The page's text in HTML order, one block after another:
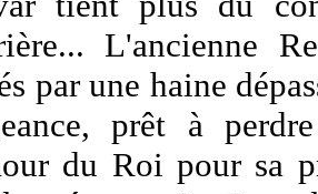
L'ancienne
par une haine
prêt à
du Roi pour sa